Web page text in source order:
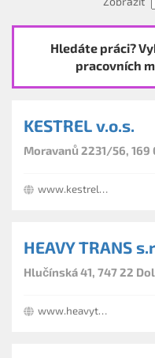
Hledáte práci?
pracovních
KESTREL v.o.s.
Moravanů 2231/56, 169
www.kestrel.cz
HEAVY TRANS
Hlučínská 41, 747 22
www.heavytrans.cz